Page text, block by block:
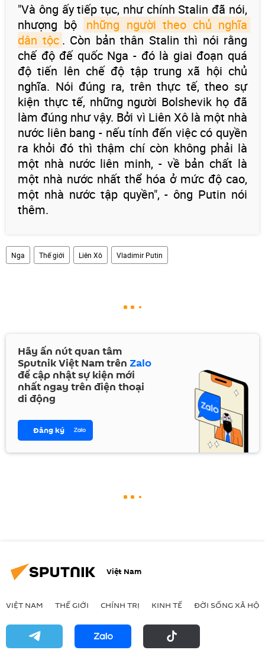
"Và ông ấy tiếp tục, như chính Stalin đã nói,
nhượng bộ
những người theo chủ nghĩa
dân tộc . Còn bản thân Stalin thì nói rằng
chế độ đế quốc Nga - đó là giai đoạn quá
độ tiến lên chế độ tập trung xã hội chủ
nghĩa. Nói đúng ra, trên thực tế, theo sự
kiện thực tế, những người Bolshevik họ đã
làm đúng như vậy. Bởi vì Liên Xô là một nhà
nước liên bang - nếu tính đến việc có quyền
ra khỏi đó thì thậm chí còn không phải là
một nhà nước liên minh, - về bản chất là
một nhà nước nhất thể hóa ở mức độ cao,
một nhà nước tập quyền", - ông Putin nói
thêm.
Nga Thế giới Liên Xô Vladimir Putin
Hãy ấn nút quan tâm
Sputnik Việt Nam trên Zalo
để cập nhật sự kiện mới
nhất ngay trên điện thoại
di động
Đăng ký
Việt Nam
VIỆT NAM THẾ GIỚI CHÍNH TRỊ KINH TẾ ĐỜI SỐNG XÃ HỘI